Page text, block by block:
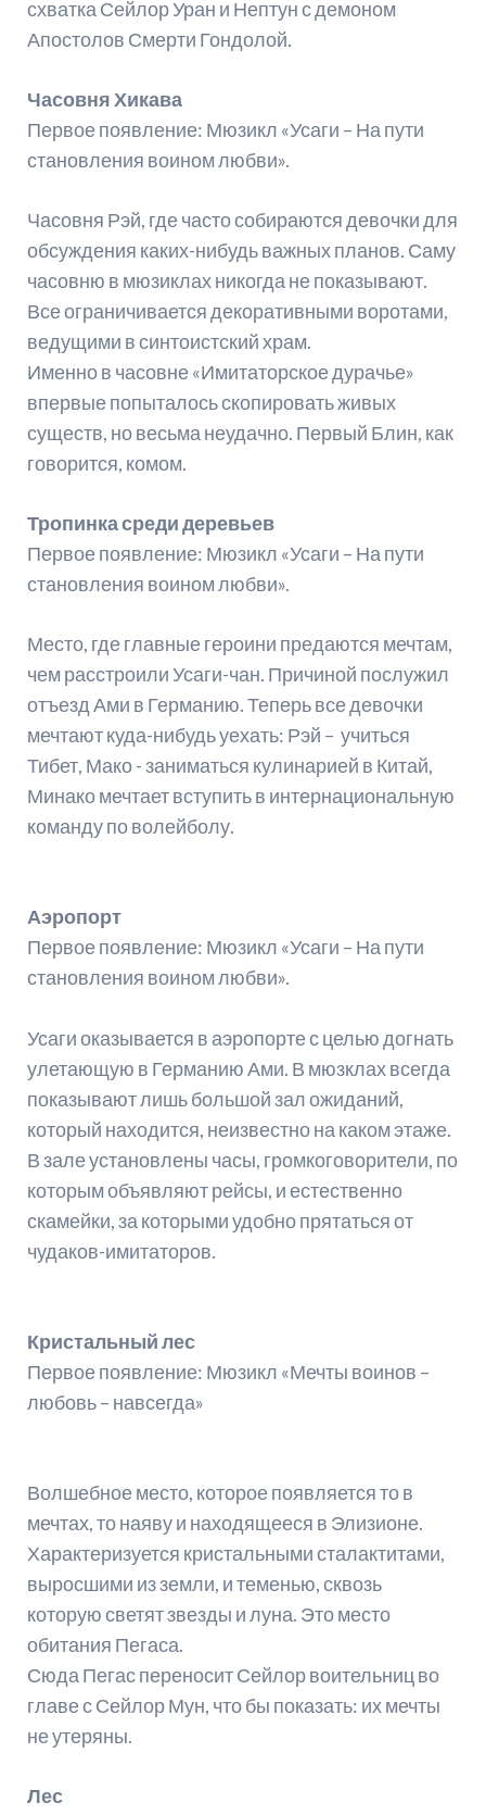
схватка Сейлор Уран и Нептун с демоном
Апостолов Смерти Гондолой.
Часовня Хикава
Первое появление: Мюзикл «Усаги – На пути
становления воином любви».
Часовня Рэй, где часто собираются девочки для
обсуждения каких-нибудь важных планов. Саму
часовню в мюзиклах никогда не показывают.
Все ограничивается декоративными воротами,
ведущими в синтоистский храм.
Именно в часовне «Имитаторское дурачье»
впервые попыталось скопировать живых
существ, но весьма неудачно. Первый Блин, как
говорится, комом.
Тропинка среди деревьев
Первое появление: Мюзикл «Усаги – На пути
становления воином любви».
Место, где главные героини предаются мечтам,
чем расстроили Усаги-чан. Причиной послужил
отъезд Ами в Германию. Теперь все девочки
мечтают куда-нибудь уехать: Рэй – учиться
Тибет, Мако - заниматься кулинарией в Китай,
Минако мечтает вступить в интернациональную
команду по волейболу.
Аэропорт
Первое появление: Мюзикл «Усаги – На пути
становления воином любви».
Усаги оказывается в аэропорте с целью догнать
улетающую в Германию Ами. В мюзклах всегда
показывают лишь большой зал ожиданий,
который находится, неизвестно на каком этаже.
В зале установлены часы, громкоговорители, по
которым объявляют рейсы, и естественно
скамейки, за которыми удобно прятаться от
чудаков-имитаторов.
Кристальный лес
Первое появление: Мюзикл «Мечты воинов –
любовь – навсегда»
Волшебное место, которое появляется то в
мечтах, то наяву и находящееся в Элизионе.
Характеризуется кристальными сталактитами,
выросшими из земли, и теменью, сквозь
которую светят звезды и луна. Это место
обитания Пегаса.
Сюда Пегас переносит Сейлор воительниц во
главе с Сейлор Мун, что бы показать: их мечты
не утеряны.
Лес